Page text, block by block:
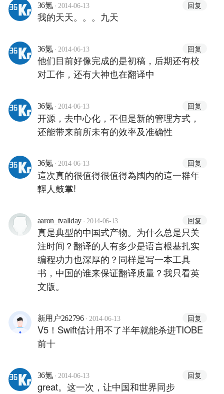
36氪 · 2014-06-13 回复
我的天天。。。九天
36氪 · 2014-06-13 回复
他们目前好像完成的是初稿，后期还有校
对工作，还有大神也在翻译中
36氪 · 2014-06-13 回复
开源，去中心化，不但是新的管理方式，
还能带来前所未有的效率及准确性
36氪 · 2014-06-13 回复
這次真的很值得很值得為國內的這一群年
輕人鼓掌!
aaron_tvallday · 2014-06-13 回复
真是典型的中国式产物。为什么总是只关
注时间？翻译的人有多少是语言根基扎实
编程功力也深厚的？同样是写一本工具
书，中国的谁来保证翻译质量？我只看英
文版。
新用户262796 · 2014-06-13 回复
V5！Swift估计用不了半年就能杀进TIOBE
前十
36氪 · 2014-06-13 回复
great。这一次，让中国和世界同步